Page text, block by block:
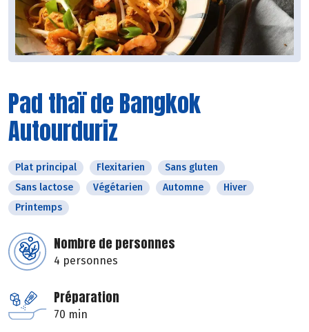
Pad thaï de Bangkok
Autourduriz
Plat principal Flexitarien
Sans gluten
Sans lactose
Végétarien Automne
Hiver
Printemps
Nombre de personnes
4 personnes
Préparation
70 min